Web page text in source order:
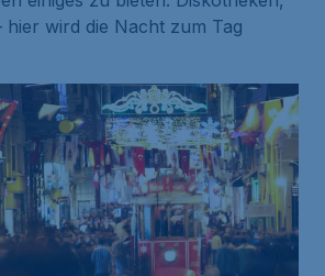
hier wird die Nacht zum Tag